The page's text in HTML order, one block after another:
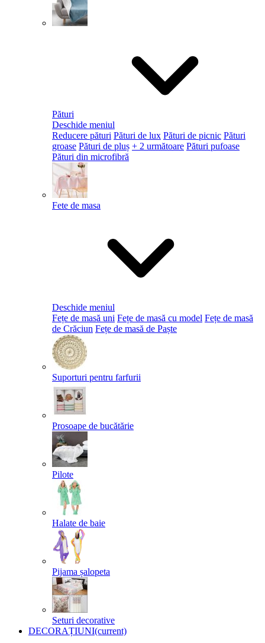
Pături
Deschide meniul
Reducere pături Pături de lux Pături de picnic Pături
groase Pături de pluș + 2 următoare Pături pufoase
Pături din microfibră
Fete de masa
Deschide meniul
Fețe de masă uni Fețe de masă cu model Fețe de masă
de Crăciun Fețe de masă de Paște​
Suporturi pentru farfurii
Prosoape de bucătărie
Pilote
Halate de baie
Pijama șalopeta
Seturi decorative
DECORAȚIUNI(current)